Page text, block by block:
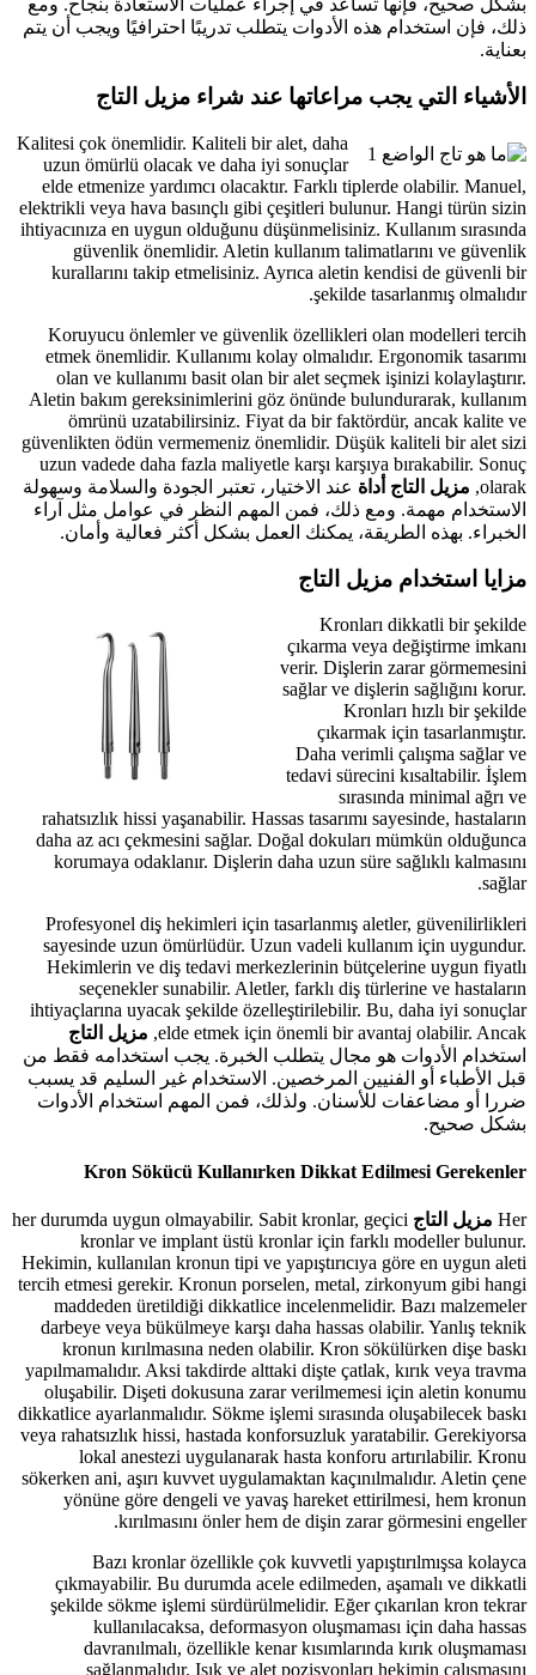
بشكل صحيح، فإنها تساعد في إجراء عمليات الاستعادة بنجاح. ومع
ذلك، فإن استخدام هذه الأدوات يتطلب تدريبًا احترافيًا ويجب أن يتم
بعناية.
الأشياء التي يجب مراعاتها عند شراء مزيل التاج
Kalitesi çok önemlidir. Kaliteli bir alet, daha
uzun ömürlü olacak ve daha iyi sonuçlar
elde etmenize yardımcı olacaktır. Farklı tiplerde olabilir. Manuel,
elektrikli veya hava basınçlı gibi çeşitleri bulunur. Hangi türün sizin
ihtiyacınıza en uygun olduğunu düşünmelisiniz. Kullanım sırasında
güvenlik önemlidir. Aletin kullanım talimatlarını ve güvenlik
kurallarını takip etmelisiniz. Ayrıca aletin kendisi de güvenli bir
şekilde tasarlanmış olmalıdır.
Koruyucu önlemler ve güvenlik özellikleri olan modelleri tercih
etmek önemlidir. Kullanımı kolay olmalıdır. Ergonomik tasarımı
olan ve kullanımı basit olan bir alet seçmek işinizi kolaylaştırır.
Aletin bakım gereksinimlerini göz önünde bulundurarak, kullanım
ömrünü uzatabilirsiniz. Fiyat da bir faktördür, ancak kalite ve
güvenlikten ödün vermemeniz önemlidir. Düşük kaliteli bir alet sizi
uzun vadede daha fazla maliyetle karşı karşıya bırakabilir. Sonuç
olarak, مزيل التاج أداة عند الاختيار، تعتبر الجودة والسلامة وسهولة
الاستخدام مهمة. ومع ذلك، فمن المهم النظر في عوامل مثل آراء
الخبراء. بهذه الطريقة، يمكنك العمل بشكل أكثر فعالية وأمان.
مزايا استخدام مزيل التاج
Kronları dikkatli bir şekilde
çıkarma veya değiştirme imkanı
verir. Dişlerin zarar görmemesini
sağlar ve dişlerin sağlığını korur.
Kronları hızlı bir şekilde
çıkarmak için tasarlanmıştır.
Daha verimli çalışma sağlar ve
tedavi sürecini kısaltabilir. İşlem
sırasında minimal ağrı ve
rahatsızlık hissi yaşanabilir. Hassas tasarımı sayesinde, hastaların
daha az acı çekmesini sağlar. Doğal dokuları mümkün olduğunca
korumaya odaklanır. Dişlerin daha uzun süre sağlıklı kalmasını
sağlar.
Profesyonel diş hekimleri için tasarlanmış aletler, güvenilirlikleri
sayesinde uzun ömürlüdür. Uzun vadeli kullanım için uygundur.
Hekimlerin ve diş tedavi merkezlerinin bütçelerine uygun fiyatlı
seçenekler sunabilir. Aletler, farklı diş türlerine ve hastaların
ihtiyaçlarına uyacak şekilde özelleştirilebilir. Bu, daha iyi sonuçlar
elde etmek için önemli bir avantaj olabilir. Ancak, مزيل التاج
استخدام الأدوات هو مجال يتطلب الخبرة. يجب استخدامه فقط من
قبل الأطباء أو الفنيين المرخصين. الاستخدام غير السليم قد يسبب
ضررا أو مضاعفات للأسنان. ولذلك، فمن المهم استخدام الأدوات
بشكل صحيح.
Kron Sökücü Kullanırken Dikkat Edilmesi Gerekenler
Her مزيل التاج her durumda uygun olmayabilir. Sabit kronlar, geçici
kronlar ve implant üstü kronlar için farklı modeller bulunur.
Hekimin, kullanılan kronun tipi ve yapıştırıcıya göre en uygun aleti
tercih etmesi gerekir. Kronun porselen, metal, zirkonyum gibi hangi
maddeden üretildiği dikkatlice incelenmelidir. Bazı malzemeler
darbeye veya bükülmeye karşı daha hassas olabilir. Yanlış teknik
kronun kırılmasına neden olabilir. Kron sökülürken dişe baskı
yapılmamalıdır. Aksi takdirde alttaki dişte çatlak, kırık veya travma
oluşabilir. Dişeti dokusuna zarar verilmemesi için aletin konumu
dikkatlice ayarlanmalıdır. Sökme işlemi sırasında oluşabilecek baskı
veya rahatsızlık hissi, hastada konforsuzluk yaratabilir. Gerekiyorsa
lokal anestezi uygulanarak hasta konforu artırılabilir. Kronu
sökerken ani, aşırı kuvvet uygulamaktan kaçınılmalıdır. Aletin çene
yönüne göre dengeli ve yavaş hareket ettirilmesi, hem kronun
kırılmasını önler hem de dişin zarar görmesini engeller.
Bazı kronlar özellikle çok kuvvetli yapıştırılmışsa kolayca
çıkmayabilir. Bu durumda acele edilmeden, aşamalı ve dikkatli
şekilde sökme işlemi sürdürülmelidir. Eğer çıkarılan kron tekrar
kullanılacaksa, deformasyon oluşmaması için daha hassas
davranılmalı, özellikle kenar kısımlarında kırık oluşmaması
sağlanmalıdır. Işık ve alet pozisyonları hekimin çalışmasını